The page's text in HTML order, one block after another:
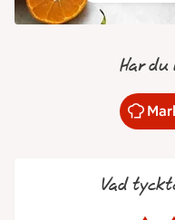
Har du
Vad